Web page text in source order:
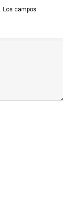
Los campos